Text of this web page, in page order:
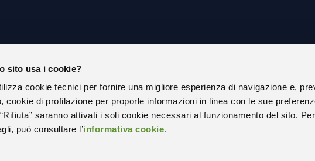
sito usa i cookie?
cookie tecnici per fornire una migliore esperienza di navigazione e,
cookie di profilazione per proporle informazioni in linea con le sue
saranno attivati i soli cookie necessari al funzionamento del sito. Per
può consultare l’informativa cookie.
CHI SIAMO
URP
AMMINISTRAZIONE TRASPARENTE
DICHIARAZIONE DI ACCESSIBILITÀ
PRIVACY POLICY
COOKIE POLICY
SOCIAL MEDIA POLICY ESTERNA